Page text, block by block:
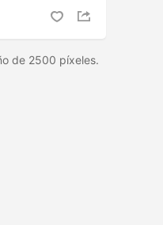
de 2500 píxeles.